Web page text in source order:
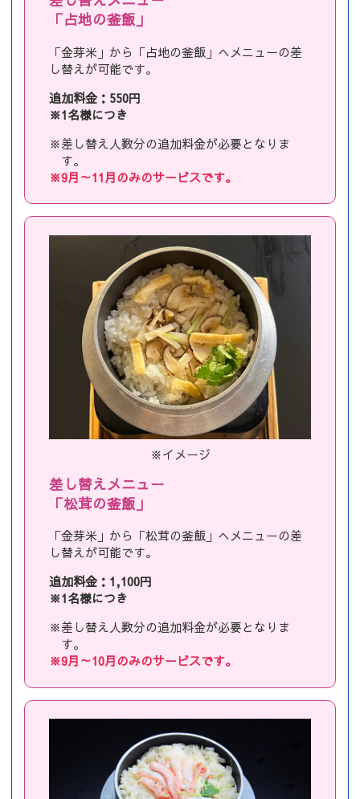
「占地の釜飯」
「金芽米」から「占地の釜飯」へメニューの差
し替えが可能です。
追加料金：550円
※1名様につき
※差し替え人数分の追加料金が必要となりま
す。
※9月～11月のみのサービスです。
※イメージ
差し替えメニュー
「松茸の釜飯」
「金芽米」から「松茸の釜飯」へメニューの差
し替えが可能です。
追加料金：1,100円
※1名様につき
※差し替え人数分の追加料金が必要となりま
す。
※9月～10月のみのサービスです。